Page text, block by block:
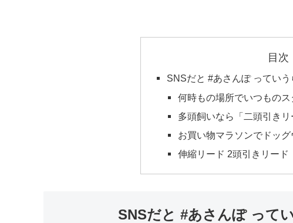
目次
SNSだと #あさんぽ ってい
何時もの場所でいつものス
多頭飼いなら「二頭引き
お買い物マラソンでドッ
伸縮リード 2頭引きリード
SNSだと #あさんぽ って